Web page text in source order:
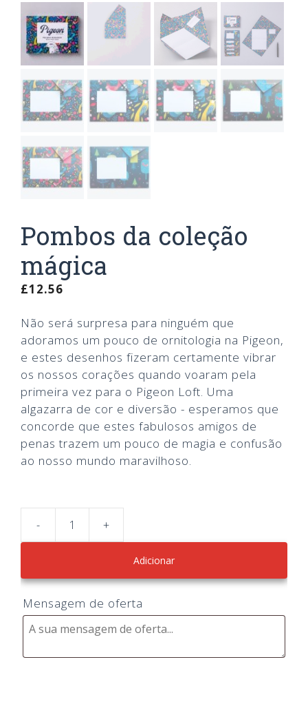
Pombos da coleção
mágica
£12.56
Não será surpresa para ninguém que
adoramos um pouco de ornitologia na Pigeon,
e estes desenhos fizeram certamente vibrar
os nossos corações quando voaram pela
primeira vez para o Pigeon Loft. Uma
algazarra de cor e diversão - esperamos que
concorde que estes fabulosos amigos de
penas trazem um pouco de magia e confusão
ao nosso mundo maravilhoso.
-
Magical
Menagerie
Pigeons
+
Adicionar
Mensagem de oferta